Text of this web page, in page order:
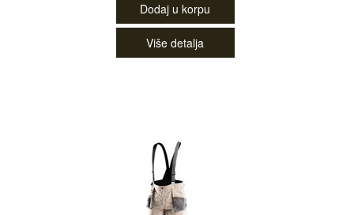
Dodaj u korpu
Više detalja